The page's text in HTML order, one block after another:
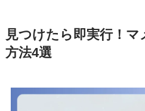
見つけたら即実行！
方法4選